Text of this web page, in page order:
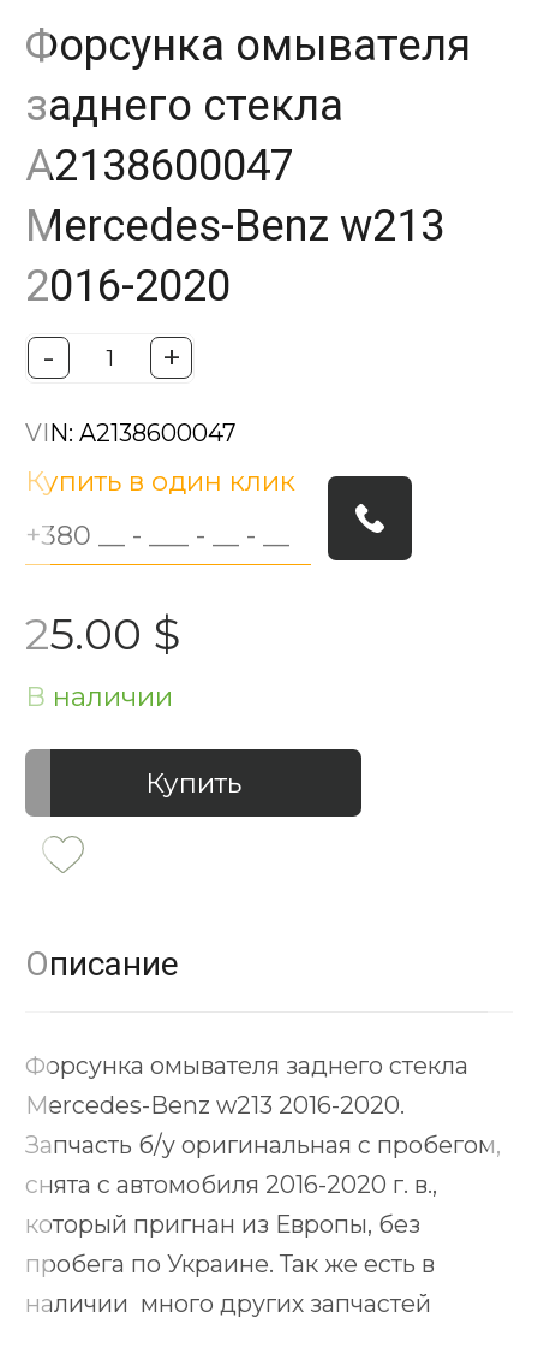
Форсунка омывателя
заднего стекла
A2138600047
Mercedes-Benz w213
2016-2020
- +
VIN: A2138600047
25.00 $
В наличии
Купить в один клик
Купить
Описание
Форсунка омывателя заднего стекла
Mercedes-Benz w213 2016-2020.
Запчасть б/у оригинальная с пробегом,
снята с автомобиля 2016-2020 г. в.,
который пригнан из Европы, без
пробега по Украине. Так же есть в
наличии много других запчастей